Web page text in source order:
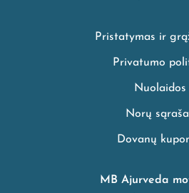
Pristatymas ir
Privatumo
Nuolaidos
Norų
Dovanų
MB Ajurveda